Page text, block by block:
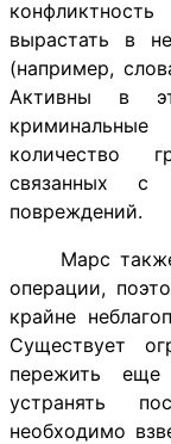
вырастать в
(например,
Активны в
количество
связанных с
повреждений.
Марс также
операции,
крайне
Существует
пережить
устранять
необходимо